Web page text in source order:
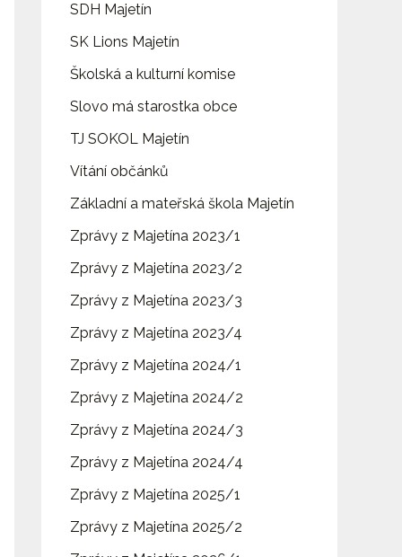
SDH Majetín
SK Lions Majetín
Školská a kulturní komise
Slovo má starostka obce
TJ SOKOL Majetín
Vítání občánků
Základní a mateřská škola Majetín
Zprávy z Majetína 2023/1
Zprávy z Majetína 2023/2
Zprávy z Majetína 2023/3
Zprávy z Majetína 2023/4
Zprávy z Majetína 2024/1
Zprávy z Majetína 2024/2
Zprávy z Majetína 2024/3
Zprávy z Majetína 2024/4
Zprávy z Majetína 2025/1
Zprávy z Majetína 2025/2